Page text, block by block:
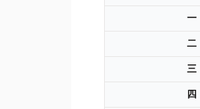
一
二
三
四